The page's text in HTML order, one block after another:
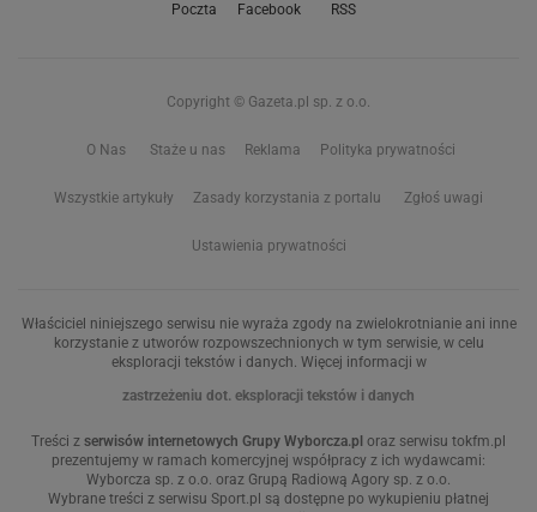
Poczta Facebook RSS
Copyright © Gazeta.pl sp. z o.o.
O Nas Staże u nas Reklama Polityka prywatności
Wszystkie artykuły Zasady korzystania z portalu Zgłoś uwagi
Ustawienia prywatności
Właściciel niniejszego serwisu nie wyraża zgody na zwielokrotnianie ani inne
korzystanie z utworów rozpowszechnionych w tym serwisie, w celu
eksploracji tekstów i danych. Więcej informacji w
zastrzeżeniu dot. eksploracji tekstów i danych
Treści z serwisów internetowych Grupy Wyborcza.pl oraz serwisu tokfm.pl
prezentujemy w ramach komercyjnej współpracy z ich wydawcami:
Wyborcza sp. z o.o. oraz Grupą Radiową Agory sp. z o.o.
Wybrane treści z serwisu Sport.pl są dostępne po wykupieniu płatnej